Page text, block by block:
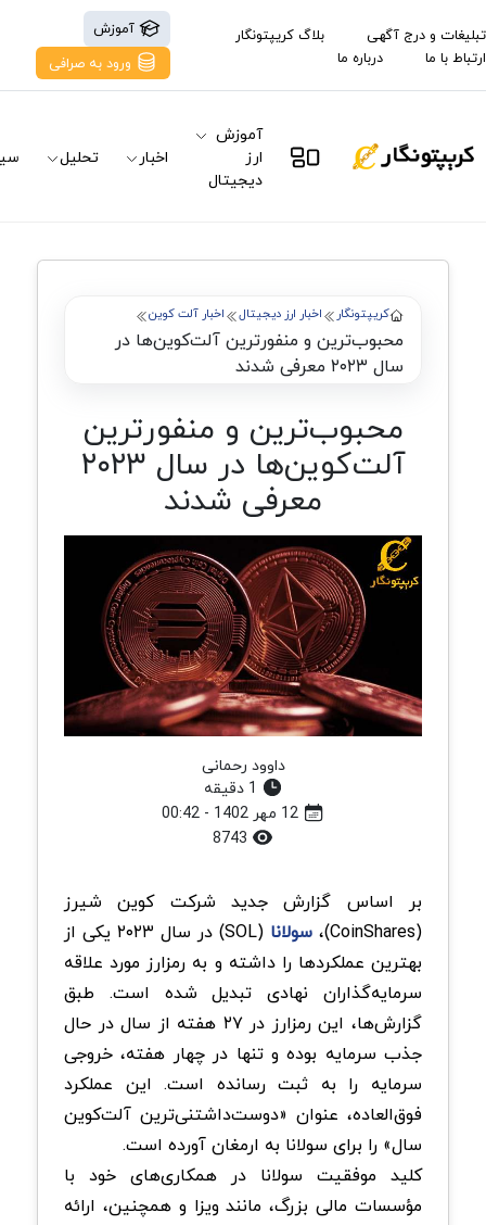
تبلیغات و درج آگهی
بلاگ کریپتونگار
ارتباط با ما
درباره ما
آموزش
ورود به صرافی
آموزش
ارز
دیجیتال
اخبار تحلیل
کریپتونگار اخبار ارز دیجیتال اخبار آلت کوین
محبوب‌ترین و منفورترین آلت‌کوین‌ها در
سال ۲۰۲۳ معرفی شدند
محبوب‌ترین و منفورترین
آلت‌کوین‌ها در سال ۲۰۲۳
معرفی شدند
داوود رحمانی
بر اساس گزارش جدید شرکت کوین شیرز
(CoinShares)،
سولانا
(SOL) در سال ۲۰۲۳ یکی از
بهترین عملکردها را داشته و به رمزارز مورد علاقه
سرمایه‌گذاران نهادی تبدیل شده است. طبق
گزارش‌ها، این رمزارز در ۲۷ هفته از سال در حال
جذب سرمایه بوده و تنها در چهار هفته، خروجی
سرمایه را به ثبت رسانده است. این عملکرد
فوق‌العاده، عنوان «دوست‌داشتنی‌ترین آلت‌کوین
سال» را برای سولانا به ارمغان آورده است.
کلید موفقیت سولانا در همکاری‌های خود با
مؤسسات مالی بزرگ، مانند ویزا و همچنین، ارائه